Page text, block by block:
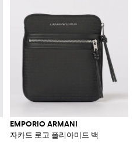
EMPORIO ARMANI
자카드 로고 폴리아미드 백